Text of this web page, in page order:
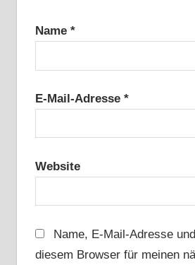
Name *
E-Mail-Adresse *
Website
Name, E-Mail-Adresse
diesem Browser für meinen